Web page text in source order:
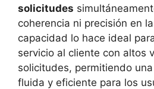
solicitudes
coherencia ni precisión en
capacidad lo hace ideal
servicio al cliente con altos
solicitudes, permitiendo
fluida y eficiente para los